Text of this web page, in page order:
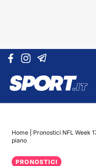
Vai al contenuto
Home
Pronostici NFL Week
piano
PRONOSTICI